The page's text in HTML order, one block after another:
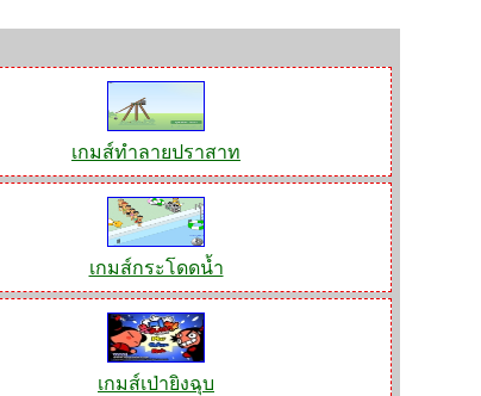
เกมส์ทำลายปราสาท
เกมส์กระโดดน้ำ
เกมส์เป่ายิงฉุบ